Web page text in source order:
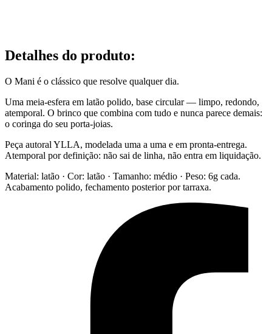
Detalhes do produto:
O Mani é o clássico que resolve qualquer dia.
Uma meia-esfera em latão polido, base circular — limpo, redondo,
atemporal. O brinco que combina com tudo e nunca parece demais:
o coringa do seu porta-joias.
Peça autoral YLLA, modelada uma a uma e em pronta-entrega.
Atemporal por definição: não sai de linha, não entra em liquidação.
Material: latão · Cor: latão · Tamanho: médio · Peso: 6g cada.
Acabamento polido, fechamento posterior por tarraxa.